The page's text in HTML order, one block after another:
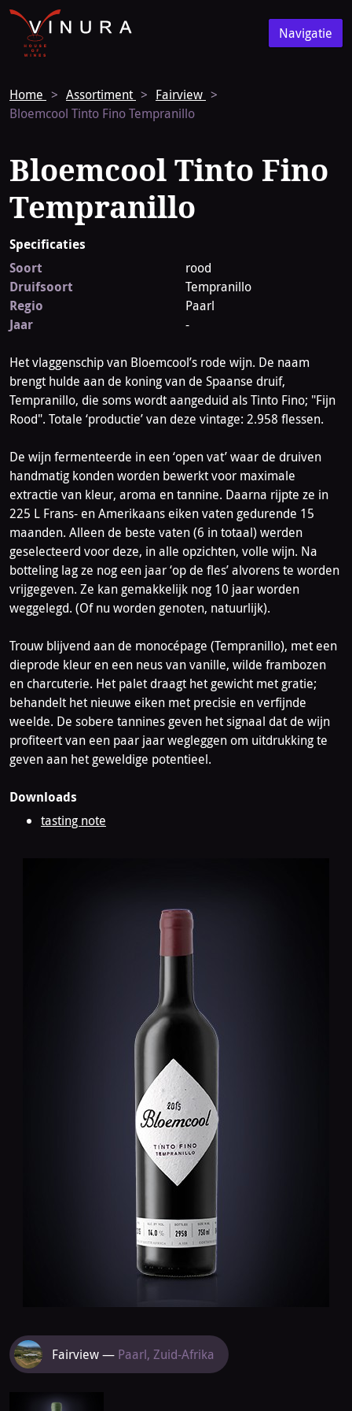
Vinura
Navigatie
Navigatie
Home Assortiment
Fairview
Bloemcool Tinto Fino Tempranillo
Bloemcool Tinto Fino
Tempranillo
Specificaties
Soort
rood
Druifsoort
Tempranillo
Regio
Paarl
Jaar
-
Het vlaggenschip van Bloemcool’s rode wijn. De naam
brengt hulde aan de koning van de Spaanse druif,
Tempranillo, die soms wordt aangeduid als Tinto Fino; "Fijn
Rood". Totale ‘productie’ van deze vintage: 2.958 flessen.
De wijn fermenteerde in een ‘open vat’ waar de druiven
handmatig konden worden bewerkt voor maximale
extractie van kleur, aroma en tannine. Daarna rijpte ze in
225 L Frans- en Amerikaans eiken vaten gedurende 15
maanden. Alleen de beste vaten (6 in totaal) werden
geselecteerd voor deze, in alle opzichten, volle wijn. Na
botteling lag ze nog een jaar ‘op de fles’ alvorens te worden
vrijgegeven. Ze kan gemakkelijk nog 10 jaar worden
weggelegd. (Of nu worden genoten, natuurlijk).
Trouw blijvend aan de monocépage (Tempranillo), met een
dieprode kleur en een neus van vanille, wilde frambozen
en charcuterie. Het palet draagt het gewicht met gratie;
behandelt het nieuwe eiken met precisie en verfijnde
weelde. De sobere tannines geven het signaal dat de wijn
profiteert van een paar jaar wegleggen om uitdrukking te
geven aan het geweldige potentieel.
Downloads
tasting note
Meer
van
Fairview — Paarl, Zuid-Afrika